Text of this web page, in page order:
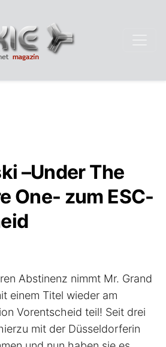
–Under The
One- zum ESC-
Abstinenz nimmt Mr. Grand
einem Titel wieder am
Vorentscheid teil! Seit drei
mit der Düsseldorferin